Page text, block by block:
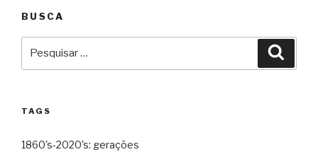
BUSCA
TAGS
1860's-2020's: gerações